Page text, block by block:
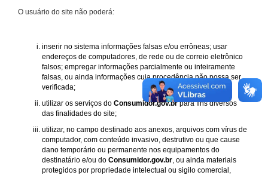
O usuário do site não poderá:
inserir no sistema informações falsas e/ou errôneas; usar
endereços de computadores, de rede ou de correio eletrônico
falsos; empregar informações parcialmente ou inteiramente
falsas, ou ainda informações cuja procedência não possa ser
verificada;
utilizar os serviços do Consumidor.gov.brpara fins diversos
das finalidades do site;
utilizar, no campo destinado aos anexos, arquivos com vírus de
computador, com conteúdo invasivo, destrutivo ou que cause
dano temporário ou permanente nos equipamentos do
destinatário e/ou do Consumidor.gov.br , ou ainda materiais
protegidos por propriedade intelectual ou sigilo comercial,